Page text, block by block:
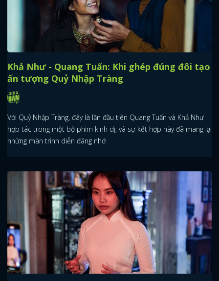
Khả Như - Quang Tuấn: Khi ghép đúng đôi tạo
ấn tượng Quỷ Nhập Tràng
Với Quỷ Nhập Tràng, đây là lần đầu tiên Quang Tuấn và Khả Như
hợp tác trong một bộ phim kinh dị, và sự kết hợp này đã mang lại
những màn trình diễn đáng nhớ